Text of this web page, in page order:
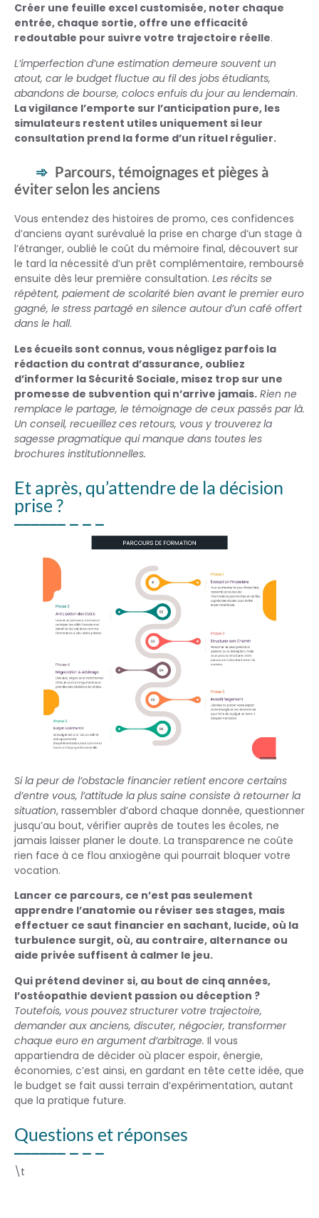
Créer une feuille excel customisée, noter chaque
entrée, chaque sortie, offre une efficacité
redoutable pour suivre votre trajectoire réelle.
L’imperfection d’une estimation demeure souvent un
atout, car le budget fluctue au fil des jobs étudiants,
abandons de bourse, colocs enfuis du jour au lendemain.
La vigilance l’emporte sur l’anticipation pure, les
simulateurs restent utiles uniquement si leur
consultation prend la forme d’un rituel régulier.
Parcours, témoignages et pièges à
éviter selon les anciens
Vous entendez des histoires de promo, ces confidences
d’anciens ayant surévalué la prise en charge d’un stage à
l’étranger, oublié le coût du mémoire final, découvert sur
le tard la nécessité d’un prêt complémentaire, remboursé
ensuite dès leur première consultation. Les récits se
répètent, paiement de scolarité bien avant le premier euro
gagné, le stress partagé en silence autour d’un café offert
dans le hall.
Les écueils sont connus, vous négligez parfois la
rédaction du contrat d’assurance, oubliez
d’informer la Sécurité Sociale, misez trop sur une
promesse de subvention qui n’arrive jamais. Rien ne
remplace le partage, le témoignage de ceux passés par là.
Un conseil, recueillez ces retours, vous y trouverez la
sagesse pragmatique qui manque dans toutes les
brochures institutionnelles.
Et après, qu’attendre de la décision
prise ?
Si la peur de l’obstacle financier retient encore certains
d’entre vous, l’attitude la plus saine consiste à retourner la
situation, rassembler d’abord chaque donnée, questionner
jusqu’au bout, vérifier auprès de toutes les écoles, ne
jamais laisser planer le doute. La transparence ne coûte
rien face à ce flou anxiogène qui pourrait bloquer votre
vocation.
Lancer ce parcours, ce n’est pas seulement
apprendre l’anatomie ou réviser ses stages, mais
effectuer ce saut financier en sachant, lucide, où la
turbulence surgit, où, au contraire, alternance ou
aide privée suffisent à calmer le jeu.
Qui prétend deviner si, au bout de cinq années,
l’ostéopathie devient passion ou déception ?
Toutefois, vous pouvez structurer votre trajectoire,
demander aux anciens, discuter, négocier, transformer
chaque euro en argument d’arbitrage. Il vous
appartiendra de décider où placer espoir, énergie,
économies, c’est ainsi, en gardant en tête cette idée, que
le budget se fait aussi terrain d’expérimentation, autant
que la pratique future.
Questions et réponses
\t